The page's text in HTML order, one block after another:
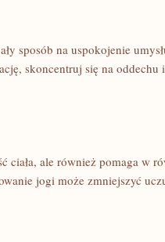
sposób na uspokojenie
skoncentruj ‌się na oddechu
‍ciała, ale ‌również pomaga w
jogi może zmniejszyć